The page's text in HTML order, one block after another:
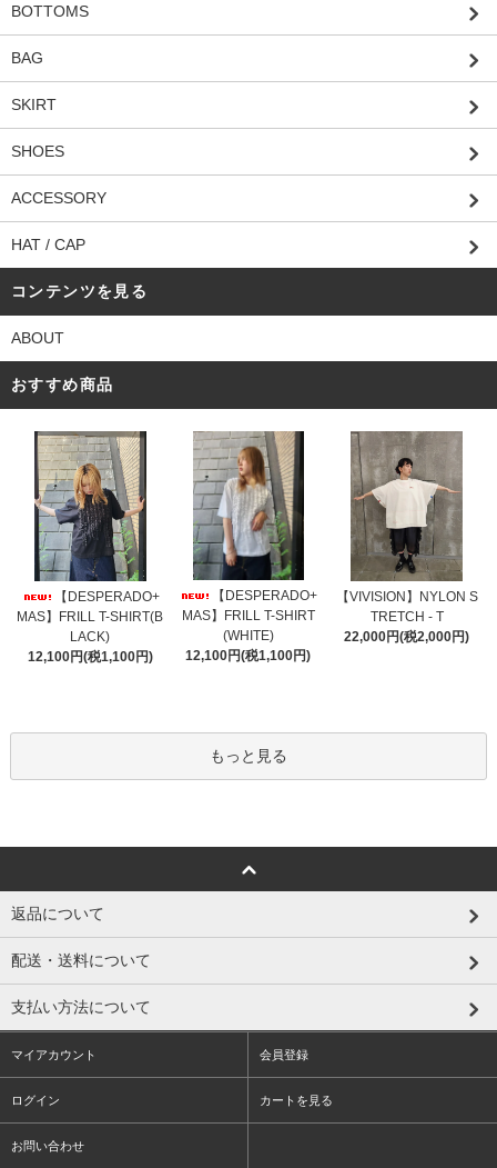
BOTTOMS
BAG
SKIRT
SHOES
ACCESSORY
HAT / CAP
コンテンツを見る
ABOUT
おすすめ商品
【DESPERADO+
MAS】FRILL T-SHIRT(B
LACK)
12,100円(税1,100円)
【DESPERADO+
MAS】FRILL T-SHIRT
(WHITE)
12,100円(税1,100円)
【VIVISION】NYLON S
TRETCH - T
22,000円(税2,000円)
もっと見る
返品について
配送・送料について
支払い方法について
マイアカウント 会員登録
ログイン カートを見る
お問い合わせ